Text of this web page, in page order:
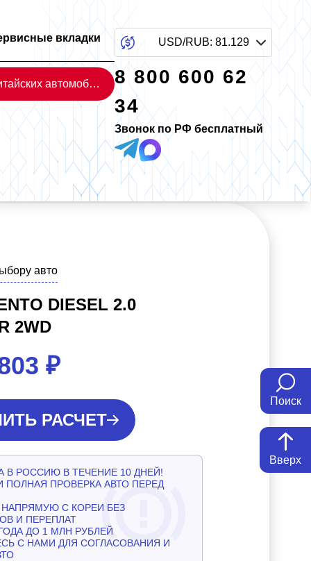
Поиск
Вверх
вкладки
Каталог китайских автомобилей
USD/RUB: 81.129
8 800 600 62
34
Звонок по РФ бесплатный
авто
DIESEL 2.0
2WD
₽
РАСЧЕТ
В РОССИЮ В ТЕЧЕНИЕ 10 ДНЕЙ!
ПОЛНАЯ ПРОВЕРКА АВТО ПЕРЕД
С КОРЕИ БЕЗ
И ПЕРЕПЛАТ
ДО 1 МЛН РУБЛЕЙ
С НАМИ ДЛЯ СОГЛАСОВАНИЯ И